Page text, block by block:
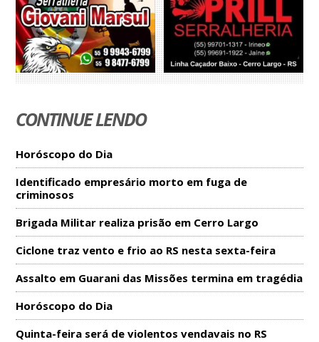
CONTINUE LENDO
Horóscopo do Dia
Identificado empresário morto em fuga de
criminosos
Brigada Militar realiza prisão em Cerro Largo
Ciclone traz vento e frio ao RS nesta sexta-feira
Assalto em Guarani das Missões termina em tragédia
Horóscopo do Dia
Quinta-feira será de violentos vendavais no RS